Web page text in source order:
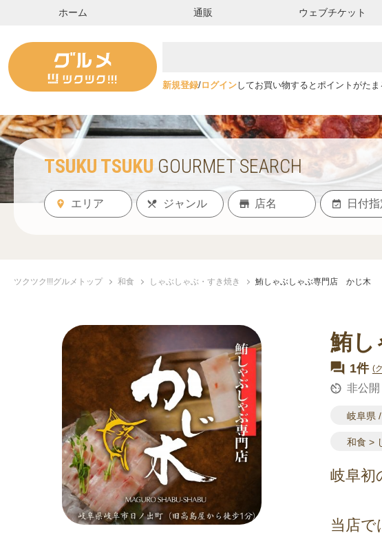
ホーム 通販 ウェブチケット
新規登録/ログインしてお買い物するとポイントがたま
TSUKU TSUKU GOURMET SEARCH
ツクツク!!!グルメトップ 和食 しゃぶしゃぶ・すき焼き 鮪しゃぶしゃぶ専門店 かじ木
鮪
1件 (
非公開
岐阜県
和食 >
岐阜初
当店で